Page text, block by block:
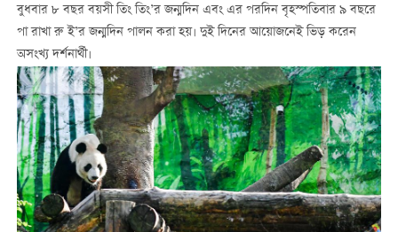
বুধবার ৮ বছর বয়সী তিং তিং’র জন্মদিন এবং এর পরদিন বৃহস্পতিবার ৯ বছরে
পা রাখা রু ই’র জন্মদিন পালন করা হয়। দুই দিনের আয়োজনেই ভিড় করেন
অসংখ্য দর্শনার্থী।